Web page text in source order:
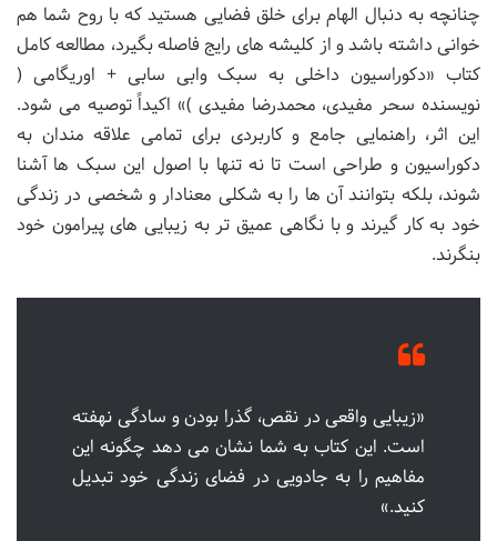
چنانچه به دنبال الهام برای خلق فضایی هستید که با روح شما هم
خوانی داشته باشد و از کلیشه های رایج فاصله بگیرد، مطالعه کامل
کتاب «دکوراسیون داخلی به سبک وابی سابی + اوریگامی (
نویسنده سحر مفیدی، محمدرضا مفیدی )» اکیداً توصیه می شود.
این اثر، راهنمایی جامع و کاربردی برای تمامی علاقه مندان به
دکوراسیون و طراحی است تا نه تنها با اصول این سبک ها آشنا
شوند، بلکه بتوانند آن ها را به شکلی معنادار و شخصی در زندگی
خود به کار گیرند و با نگاهی عمیق تر به زیبایی های پیرامون خود
بنگرند.
«زیبایی واقعی در نقص، گذرا بودن و سادگی نهفته
است. این کتاب به شما نشان می دهد چگونه این
مفاهیم را به جادویی در فضای زندگی خود تبدیل
کنید.»